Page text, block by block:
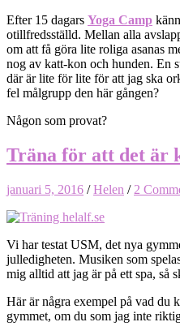
Efter 15 dagars Yoga Camp
otillfredsställd. Mellan alla
om att få göra lite roliga asanas
nog av katt-kon och hunden. En
där är lite för lite för att jag ska
fel målgrupp den här gången?
Någon som provat?
Träna för att det är
januari 5, 2016 /Helen / 2
Vi har testat USM, det nya
julledigheten. Musiken som
mig alltid att jag är på ett spa, så
Här är några exempel på vad du
gymmet, om du som jag inte